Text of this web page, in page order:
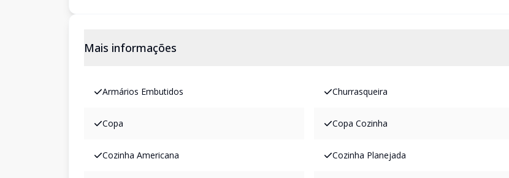
Mais informações
Armários Embutidos Churrasqueira
Copa Copa Cozinha
Cozinha Americana Cozinha Planejada